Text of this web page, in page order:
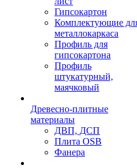
Гипсокартон
Комплектующие
металлокаркаса
Профиль для
гипсокартона
Профиль
штукатурный,
маячковый
Древесно-плитные
материалы
ДВП, ДСП
Плита OSB
Фанера